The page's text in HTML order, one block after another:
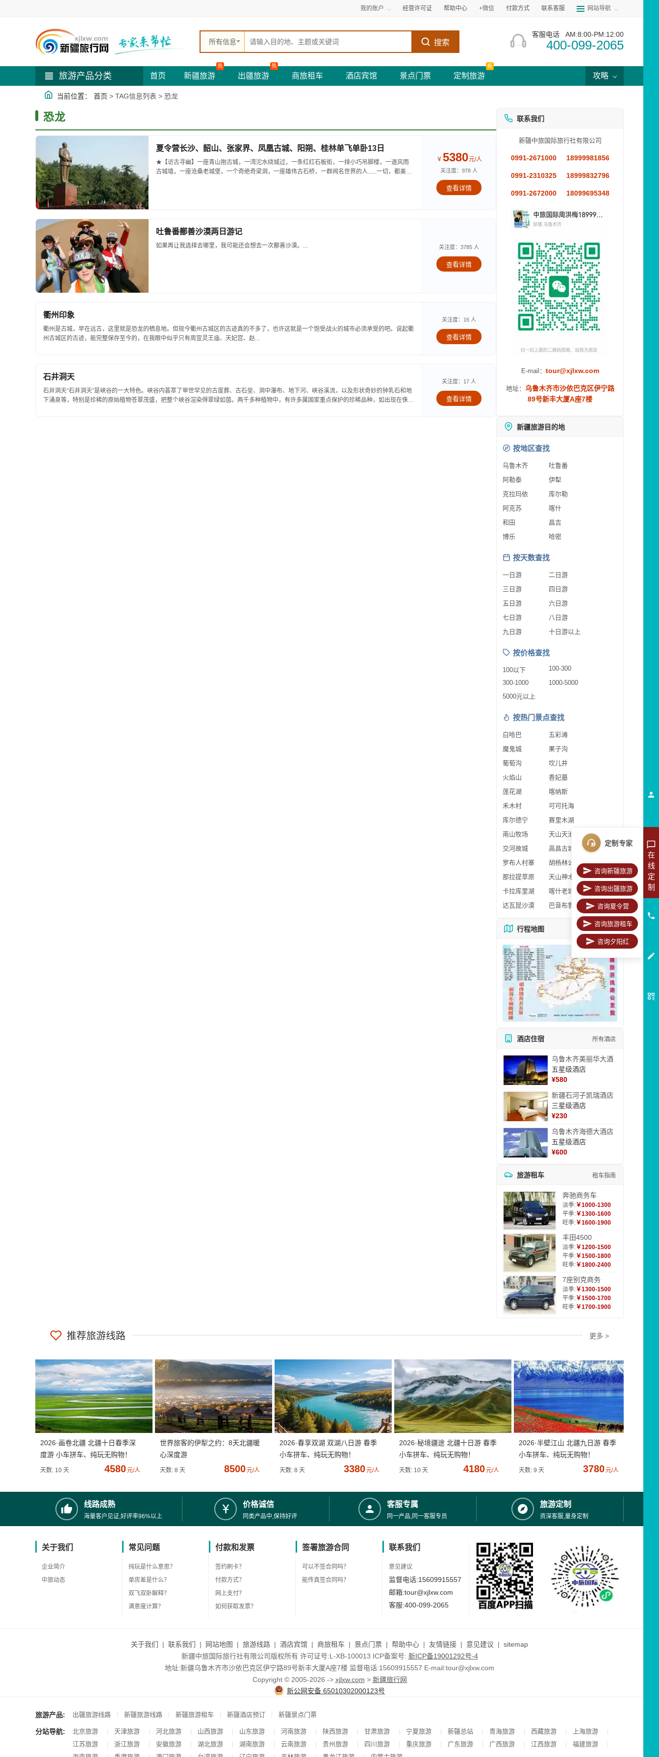
我的账户 经营许可证 帮助中心 +微信 付款方式 联系客服 网站导航
所有信息 搜索
客服电话 AM:8:00-PM:12:00
400-099-2065
旅游产品分类 首页 新疆旅游
热
出疆旅游
热
商旅租车 酒店宾馆 景点门票 定制旅游
新
攻略
当前位置： 首页 > TAG信息列表 > 恐龙
恐龙
夏令营长沙、韶山、张家界、凤凰古城、阳朔、桂林单飞单卧13日
★【访古寻幽】一座青山抱古城，一湾沱水绕城过，一条红红石板街，一排小巧吊脚楼，一道风雨
古城墙，一座沧桑老城堡，一个奇绝奇梁洞，一座雄伟古石桥，一群闻名世界的人......一切，都美到
￥ 5380元/人
关注度：978 人
查看详情
吐鲁番鄯善沙漠两日游记
如果再让我选择去哪里，我可能还会想去一次鄯善沙漠。... 关注度：3785 人
查看详情
衢州印象
衢州是古城，早在远古，这里就是恐龙的栖息地。但现今衢州古城区的古迹真的不多了，也许这就是一个饱受战火的城市必须承受的吧。说起衢
州古城区的古迹，能完整保存至今的，在我眼中似乎只有周宣灵王庙、天妃宫、赵...
关注度：16 人
查看详情
石井洞天
石井洞天“石井洞天”是峡谷的一大特色。峡谷内荟萃了举世罕见的古崖葬、古石垒、洞中瀑布、地下河、峡谷溪流，以及形状奇妙的钟乳石和地
下涌泉等，特别是珍稀的原始植物苍翠茂盛，把整个峡谷渲染得翠绿如茵。两千多种植物中，有许多属国家重点保护的珍稀品种，如出现在侏罗
关注度：17 人
查看详情
联系我们
新疆中旅国际旅行社有限公司
0991-2671000 18999981856
0991-2310325 18999832796
0991-2672000 18099695348
E-mail： tour@xjlxw.com
地址： 乌鲁木齐市沙依巴克区伊宁路
89号新丰大厦A座7楼
新疆旅游目的地
按地区查找
乌鲁木齐
吐鲁番
阿勒泰
伊犁
克拉玛依
库尔勒
阿克苏
喀什
和田
昌吉
博乐
哈密
按天数查找
一日游
二日游
三日游
四日游
五日游
六日游
七日游
八日游
九日游
十日游以上
按价格查找
100以下
100-300
300-1000
1000-5000
5000元以上
按热门景点查找
白哈巴
五彩滩
魔鬼城
果子沟
葡萄沟
坎儿井
火焰山
香妃墓
莲花湖
喀纳斯
禾木村
可可托海
库尔德宁
赛里木湖
南山牧场
天山天池
交河故城
高昌古城
罗布人村寨
胡杨林公园
那拉提草原
天山神木园
卡拉库里湖
喀什老城区
达瓦昆沙漠
巴音布鲁克
行程地图 更多地图
酒店住宿 所有酒店
乌鲁木齐美丽华大酒
五星级酒店
¥580
新疆石河子凯瑞酒店
三星级酒店
¥230
乌鲁木齐海德大酒店
五星级酒店
¥600
旅游租车 租车指南
奔驰商务车
淡季:￥1000-1300
平季:￥1300-1600
旺季:￥1600-1900
丰田4500
淡季:￥1200-1500
平季:￥1500-1800
旺季:￥1800-2400
7座别克商务
淡季:￥1300-1500
平季:￥1500-1700
旺季:￥1700-1900
推荐旅游线路 更多 >
2026·画卷北疆 北疆十日春季深
度游 小车拼车、纯玩无购物！
天数: 10 天 4580元/人
世界旅客的伊犁之约：8天北疆暖
心深度游
天数: 8 天 8500元/人
2026·春享双湖 双湖八日游 春季
小车拼车、纯玩无购物！
天数: 8 天 3380元/人
2026·秘境疆途 北疆十日游 春季
小车拼车、纯玩无购物！
天数: 10 天 4180元/人
2026·半壁江山 北疆九日游 春季
小车拼车、纯玩无购物！
天数: 9 天 3780元/人
线路成熟
海量客户见证,好评率96%以上
价格诚信
同类产品中,保持好评
客服专属
同一产品,同一客服专员
旅游定制
资深客服,量身定制
关于我们
企业简介
中旅动态
常见问题
纯玩是什么意思？
单房差是什么？
双飞双卧解释？
满意度计算？
付款和发票
签约刷卡？
付款方式？
网上支付？
如何获取发票？
签署旅游合同
可以不签合同吗？
能传真签合同吗？
联系我们
意见建议
监督电话:15609915557
邮箱:tour@xjlxw.com
客服:400-099-2065
关于我们 | 联系我们 | 网站地图 | 旅游线路 | 酒店宾馆 | 商旅租车 | 景点门票 | 帮助中心 | 友情链接 | 意见建议 | sitemap
新疆中旅国际旅行社有限公司版权所有 许可证号:L-XB-100013 ICP备案号: 新ICP备19001292号-4
地址:新疆乌鲁木齐市沙依巴克区伊宁路89号新丰大厦A座7楼 监督电话:15609915557 E-mail:tour@xjlxw.com
Copyright © 2005-2026 -> xjlxw.com > 新疆旅行网
新公网安备 65010302000123号
旅游产品: 出疆旅游线路 | 新疆旅游线路 | 新疆旅游租车 | 新疆酒店预订 | 新疆景点门票
分站导航: 北京旅游 | 天津旅游 | 河北旅游 | 山西旅游 | 山东旅游 | 河南旅游 | 陕西旅游 | 甘肃旅游 | 宁夏旅游 | 新疆总站 | 青海旅游 | 西藏旅游 | 上海旅游 |
江苏旅游 | 浙江旅游 | 安徽旅游 | 湖北旅游 | 湖南旅游 | 云南旅游 | 贵州旅游 | 四川旅游 | 重庆旅游 | 广东旅游 | 广西旅游 | 江西旅游 | 福建旅游 |
在
线
定
制
定制专家
咨询新疆旅游
咨询出疆旅游
咨询夏令营
咨询旅游租车
咨询夕阳红